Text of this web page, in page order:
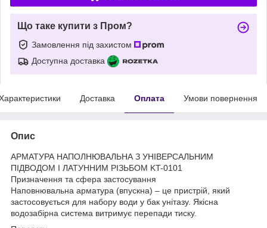
Що таке купити з Пром?
Замовлення під захистом
Доступна доставка
Доставка Оплата Умови повернення
Опис
АРМАТУРА НАПОЛНЮВАЛЬНА З УНІВЕРСАЛЬНИМ
ПІДВОДОМ І ЛАТУННИМ РІЗЬБОМ KT-0101
Призначення та сфера застосування
Наповнювальна арматура (впускна) – це пристрій, який
застосовується для набору води у бак унітазу. Якісна
водозабірна система витримує перепади тиску.